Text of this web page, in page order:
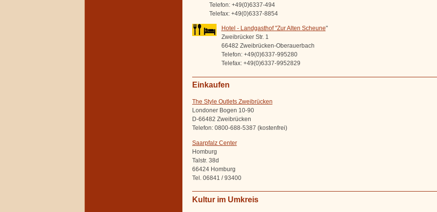
Telefon: +49(0)6337-494
Telefax: +49(0)6337-8854
Hotel - Landgasthof "Zur Alten Scheune"
Zweibrücker Str. 1
66482 Zweibrücken-Oberauerbach
Telefon: +49(0)6337-995280
Telefax: +49(0)6337-9952829
Einkaufen
The Style Outlets Zweibrücken
Londoner Bogen 10-90
D-66482 Zweibrücken
Telefon: 0800-688-5387 (kostenfrei)
Saarpfalz Center
Homburg
Talstr. 38d
66424 Homburg
Tel. 06841 / 93400
Kultur im Umkreis